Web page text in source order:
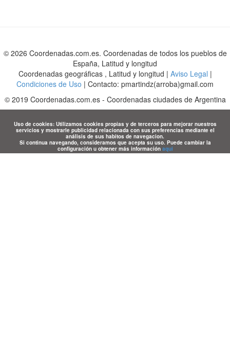
© 2026 Coordenadas.com.es. Coordenadas de todos los pueblos de
España, Latitud y longitud
Coordenadas geográficas , Latitud y longitud | Aviso Legal |
Condiciones de Uso | Contacto: pmartindz(arroba)gmail.com
© 2019 Coordenadas.com.es- Coordenadas ciudades de Argentina
Uso de cookies: Utilizamos cookies propias y de terceros para mejorar nuestros
servicios y mostrarle publicidad relacionada con sus preferencias mediante el
análisis de sus habitos de navegacion.
Si continua navegando, consideramos que acepta su uso. Puede cambiar la
configuración u obtener más información aqui